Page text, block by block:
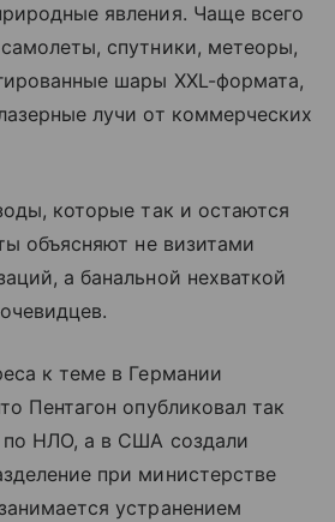
явления. Чаще всего
спутники, метеоры,
шары XXL-формата,
лучи от коммерческих
которые так и остаются
объясняют не визитами
а банальной нехваткой
к теме в Германии
Пентагон опубликовал так
по НЛО, а в США создали
при министерстве
устранением